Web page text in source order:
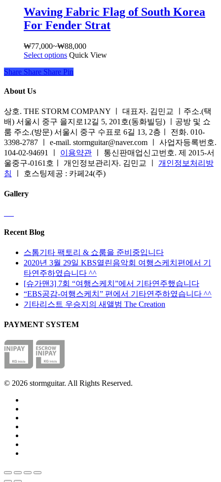
다.
상
품
이
지
에
을
선
택
할
수
있
습
품
에
습
니
다.
상
이
지
에
서
옵
션
을
다
품
옵
션
이
이
품
니
다.
상
품
페
이
지
택
할
수
있
습
니
Waving Fabric Flag of South Korea
For Fender Strat
₩77,000~₩88,000가
격
Select options 여
상
션
이
이
상
품
에
있
습
지
에
서
옵
션
을
택
다
Quick View
Share
Share Share Share Pin
About Us
상호. THE STORM COMPANY ㅣ 대표자. 김민교 ㅣ주소.(택
배) 서울시 중구 을지로12길 5, 201호(동화빌딩) ㅣ공방 및 쇼
룸 주소.(방문) 서울시 중구 수표로 6길 13, 2층ㅣ 전화. 010-
3398-2787 ㅣ e-mail. stormguitar@naver.com ㅣ 사업자등록번호.
104-02-94691 ㅣ 이용약관 ㅣ 통신판매업신고번호. 제 2015-서
울중구-0161호ㅣ 개인정보관리자. 김민교 ㅣ 개인정보처리방
침
ㅣ 호스팅제공 : 카페24(주)
Gallery
Recent Blog
스톰기타 팩토리 & 쇼룸을 준비중입니다
2020년 3월 29일 KBS열린음악회 여행스케치편에서 기
타연주하였습니다 ^^
[슈가맨3] 7회 “여행스케치”에서 기타연주했습니다
“EBS공감-여행스케치” 편에서 기타연주하였습니다 ^^
기타리스트 우승지의 새앨범 The Creation
PAYMENT SYSTEM
© 2026 stormguitar. All Rights Reserved.